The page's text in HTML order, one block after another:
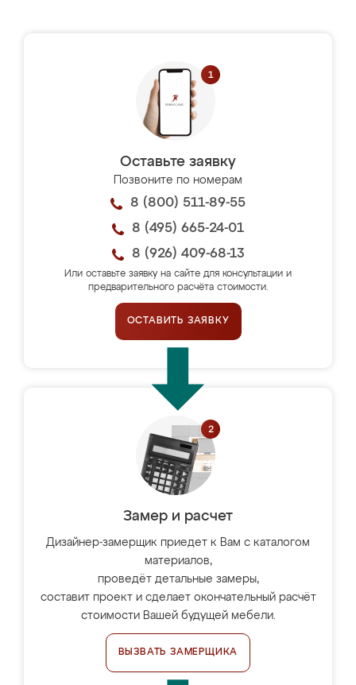
Оставьте заявку
Позвоните по номерам
8 (800) 511-89-55
8 (495) 665-24-01
8 (926) 409-68-13
Или оставьте заявку на сайте для консультации и
предварительного расчёта стоимости.
ОСТАВИТЬ ЗАЯВКУ
Замер и расчет
Дизайнер-замерщик приедет к Вам с каталогом
материалов,
проведёт детальные замеры,
составит проект и сделает окончательный расчёт
стоимости Вашей будущей мебели.
ВЫЗВАТЬ ЗАМЕРЩИКА